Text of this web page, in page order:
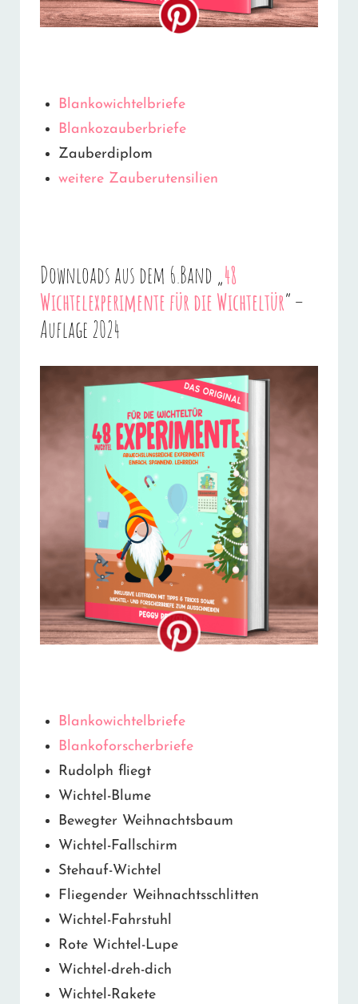
Blankowichtelbriefe
Blankozauberbriefe
Zauberdiplom
weitere Zauberutensilien
Downloads aus dem 6.Band „48
Wichtelexperimente für die Wichteltür“ –
Auflage 2024
Blankowichtelbriefe
Blankoforscherbriefe
Rudolph fliegt
Wichtel-Blume
Bewegter Weihnachtsbaum
Wichtel-Fallschirm
Stehauf-Wichtel
Fliegender Weihnachtsschlitten
Wichtel-Fahrstuhl
Rote Wichtel-Lupe
Wichtel-dreh-dich
Wichtel-Rakete